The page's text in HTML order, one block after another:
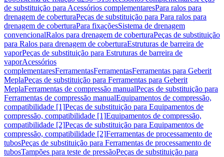
de substituição para Acessórios complementaresPara ralos para
drenagem de coberturaPeças de substituição para Para ralos para
drenagem de coberturaPara fixaçõesSistema de drenagem
convencionalRalos para drenagem de coberturaPeças de substituição
para Ralos para drenagem de coberturaEstruturas de barreira de
vaporPeças de substituição para Estruturas de barreira de
vaporAcessórios
complementaresFerramentasFerramentasFerramentas para Geberit
MeplaPeças de substituição para Ferramentas para Geberit
MeplaFerramentas de compressão manualPeças de substituição para
Ferramentas de compressão manualEquipamentos de compressão,
compatibilidade [1]Peças de substituição para Equipamentos de
compressão, compatibilidade [1]Equipamentos de compressão,
compatibilidade [2]Peças de substituição para Equipamentos de
compressão, compatibilidade [2]Ferramentas de processamento de
tubosPeças de substituição para Ferramentas de processamento de
tubosTampões para teste de pressãoPeças de substituição para